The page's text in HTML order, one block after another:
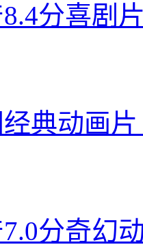
分喜剧
典动画
分奇幻